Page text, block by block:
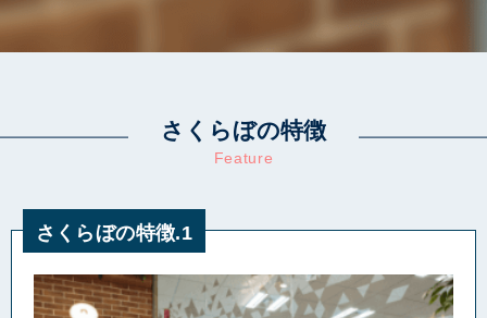
さくらぼの特徴
Feature
さくらぼの特徴.1